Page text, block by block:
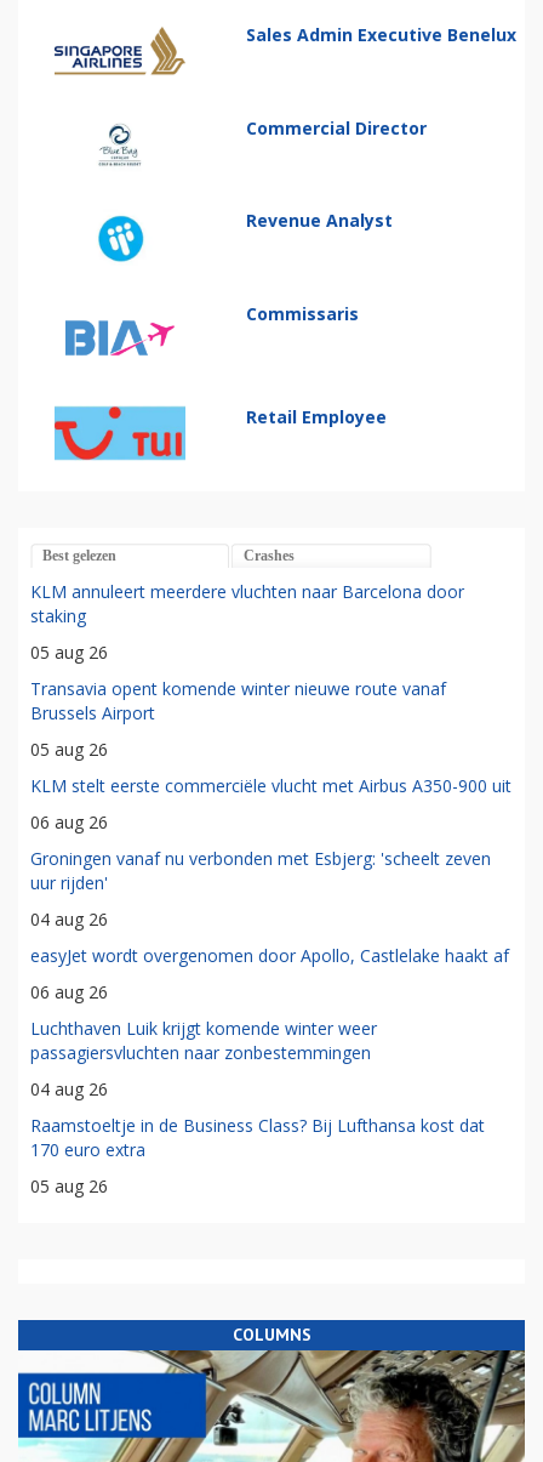
Sales Admin Executive Benelux
Commercial Director
Revenue Analyst
Commissaris
Retail Employee
Best gelezen Crashes
KLM annuleert meerdere vluchten naar Barcelona door
staking
05 aug 26
Transavia opent komende winter nieuwe route vanaf
Brussels Airport
05 aug 26
KLM stelt eerste commerciële vlucht met Airbus A350-900 uit
06 aug 26
Groningen vanaf nu verbonden met Esbjerg: 'scheelt zeven
uur rijden'
04 aug 26
easyJet wordt overgenomen door Apollo, Castlelake haakt af
06 aug 26
Luchthaven Luik krijgt komende winter weer
passagiersvluchten naar zonbestemmingen
04 aug 26
Raamstoeltje in de Business Class? Bij Lufthansa kost dat
170 euro extra
05 aug 26
COLUMNS